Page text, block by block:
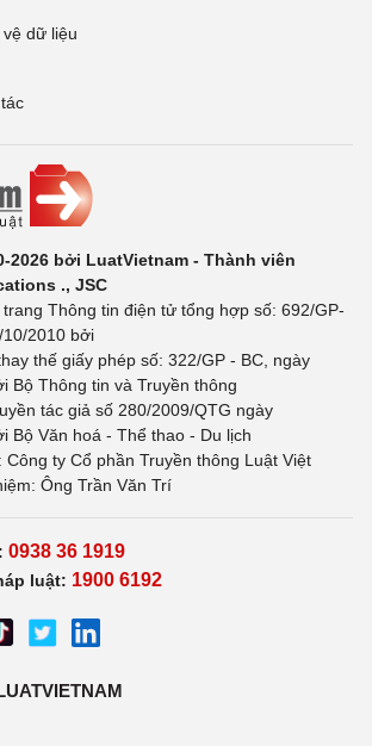
dữ liệu
2026 bởi LuatVietnam - Thành viên
., JSC
Thông tin điện tử tổng hợp số: 692/GP-
2010 bởi
thế giấy phép số: 322/GP - BC, ngày
Bộ Thông tin và Truyền thông
tác giả số 280/2009/QTG ngày
Bộ Văn hoá - Thể thao - Du lịch
ty Cổ phần Truyền thông Luật Việt
Ông Trần Văn Trí
0938 36 1919
luật: 1900 6192